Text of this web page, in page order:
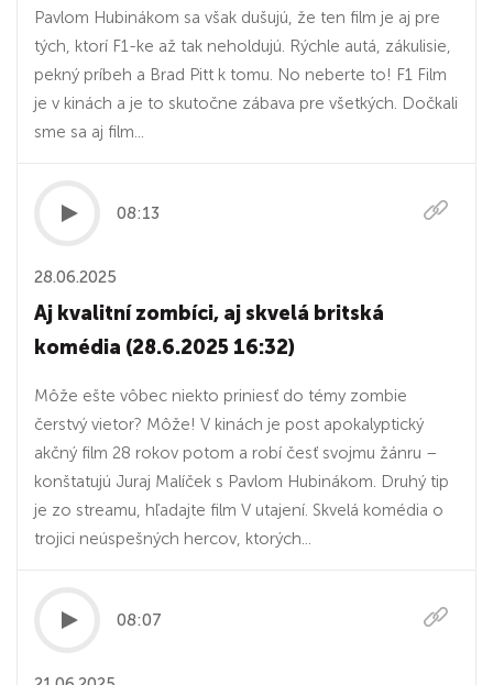
Pavlom Hubinákom sa však dušujú, že ten film je aj pre
tých, ktorí F1-ke až tak neholdujú. Rýchle autá, zákulisie,
pekný príbeh a Brad Pitt k tomu. No neberte to! F1 Film
je v kinách a je to skutočne zábava pre všetkých. Dočkali
sme sa aj film...
08:13
28.06.2025
Aj kvalitní zombíci, aj skvelá britská
komédia (28.6.2025 16:32)
Môže ešte vôbec niekto priniesť do témy zombie
čerstvý vietor? Môže! V kinách je post apokalyptický
akčný film 28 rokov potom a robí česť svojmu žánru –
konštatujú Juraj Malíček s Pavlom Hubinákom. Druhý tip
je zo streamu, hľadajte film V utajení. Skvelá komédia o
trojici neúspešných hercov, ktorých...
08:07